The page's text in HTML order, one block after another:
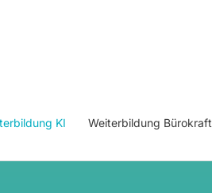
KI Weiterbildung Bürokraft